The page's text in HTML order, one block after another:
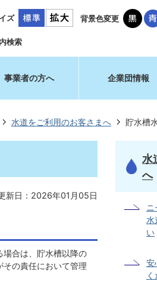
ズ 背景色変更
検索
事業者の方へ 企業団情報
水道をご利用のお客さまへ 貯水槽
新日：2026年01月05日
場合は、貯水槽以降の
の責任において管理
水
へ
ニ
水
い
安